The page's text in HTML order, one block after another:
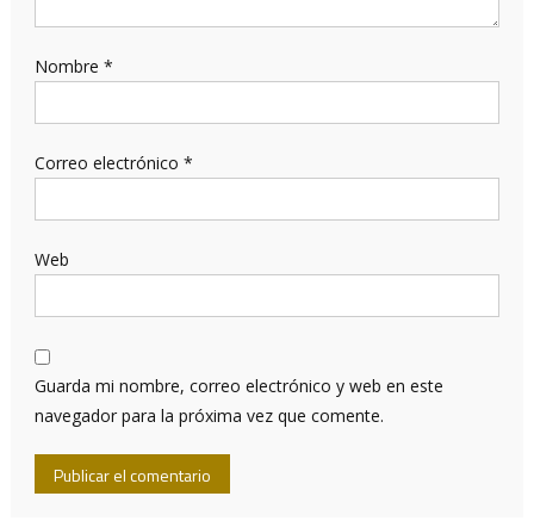
Nombre *
Correo electrónico *
Web
Guarda mi nombre, correo electrónico y web en este
navegador para la próxima vez que comente.